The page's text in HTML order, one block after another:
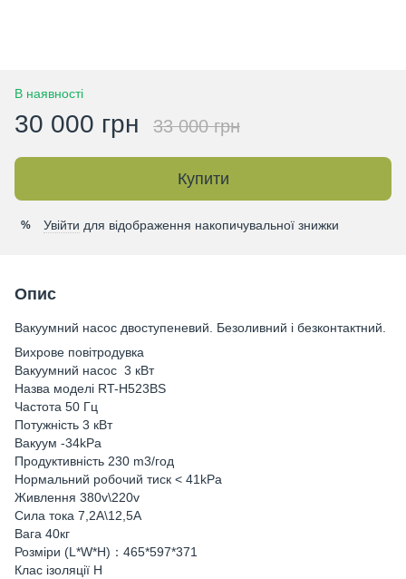
В наявності
30 000 грн 33 000 грн
Купити
% Увійти для відображення накопичувальної знижки
Опис
Вакуумний насос двоступеневий. Безоливний і безконтактний.
Вихрове повітродувка
Вакуумний насос 3 кВт
Назва моделі RT-H523BS
Частота 50 Гц
Потужність 3 кВт
Вакуум -34kPa
Продуктивність 230 m3/год
Нормальний робочий тиск < 41kPa
Живлення 380v\220v
Сила тока 7,2A\12,5A
Вага 40кг
Розміри (L*W*H)：465*597*371
Клас ізоляції H